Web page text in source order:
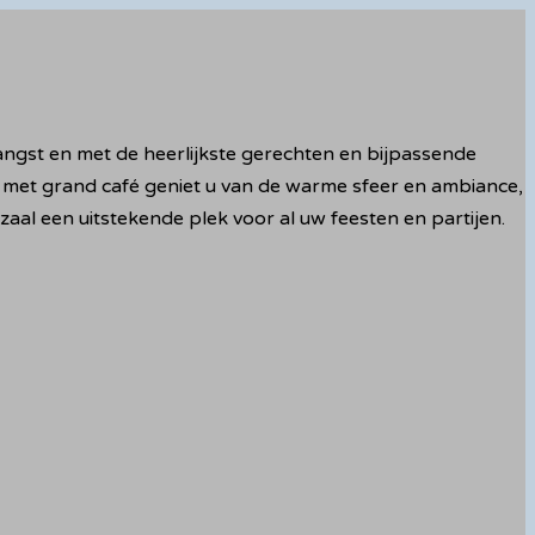
en met de heerlijkste gerechten en bijpassende
grand café geniet u van de warme sfeer en ambiance,
een uitstekende plek voor al uw feesten en partijen.